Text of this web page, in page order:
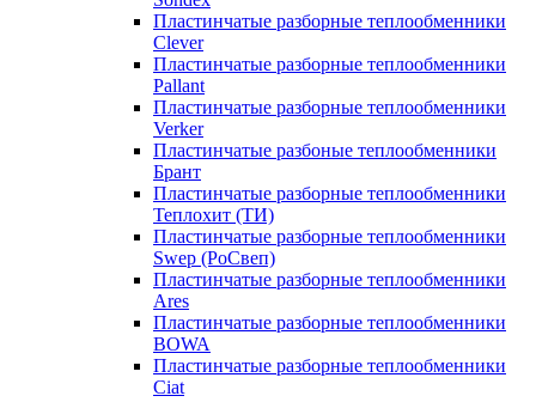
Пластинчатые разборные теплообменники
Clever
Пластинчатые разборные теплообменники
Pallant
Пластинчатые разборные теплообменники
Verker
Пластинчатые разбоные теплообменники
Брант
Пластинчатые разборные теплообменники
Теплохит (ТИ)
Пластинчатые разборные теплообменники
Swep (РоСвеп)
Пластинчатые разборные теплообменники
Ares
Пластинчатые разборные теплообменники
BOWA
Пластинчатые разборные теплообменники
Ciat